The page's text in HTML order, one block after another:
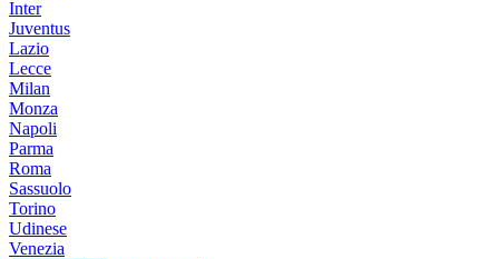
Inter
Juventus
Lazio
Lecce
Milan
Monza
Napoli
Parma
Roma
Sassuolo
Torino
Udinese
Venezia